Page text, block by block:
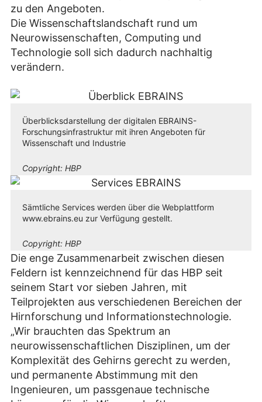
zu den Angeboten.
Die Wissenschaftslandschaft rund um
Neurowissenschaften, Computing und
Technologie soll sich dadurch nachhaltig
verändern.
Überblicksdarstellung der digitalen EBRAINS-
Forschungsinfrastruktur mit ihren Angeboten für
Wissenschaft und Industrie
Copyright: HBP
Sämtliche Services werden über die Webplattform
www.ebrains.eu zur Verfügung gestellt.
Copyright: HBP
Die enge Zusammenarbeit zwischen diesen
Feldern ist kennzeichnend für das HBP seit
seinem Start vor sieben Jahren, mit
Teilprojekten aus verschiedenen Bereichen der
Hirnforschung und Informationstechnologie.
„Wir brauchten das Spektrum an
neurowissenschaftlichen Disziplinen, um der
Komplexität des Gehirns gerecht zu werden,
und permanente Abstimmung mit den
Ingenieuren, um passgenaue technische